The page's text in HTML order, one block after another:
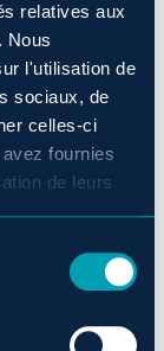
relatives aux
Nous
l'utilisation de
sociaux, de
celles-ci
fournies
de leurs
À
du Canada
les meilleurs
sur Generation